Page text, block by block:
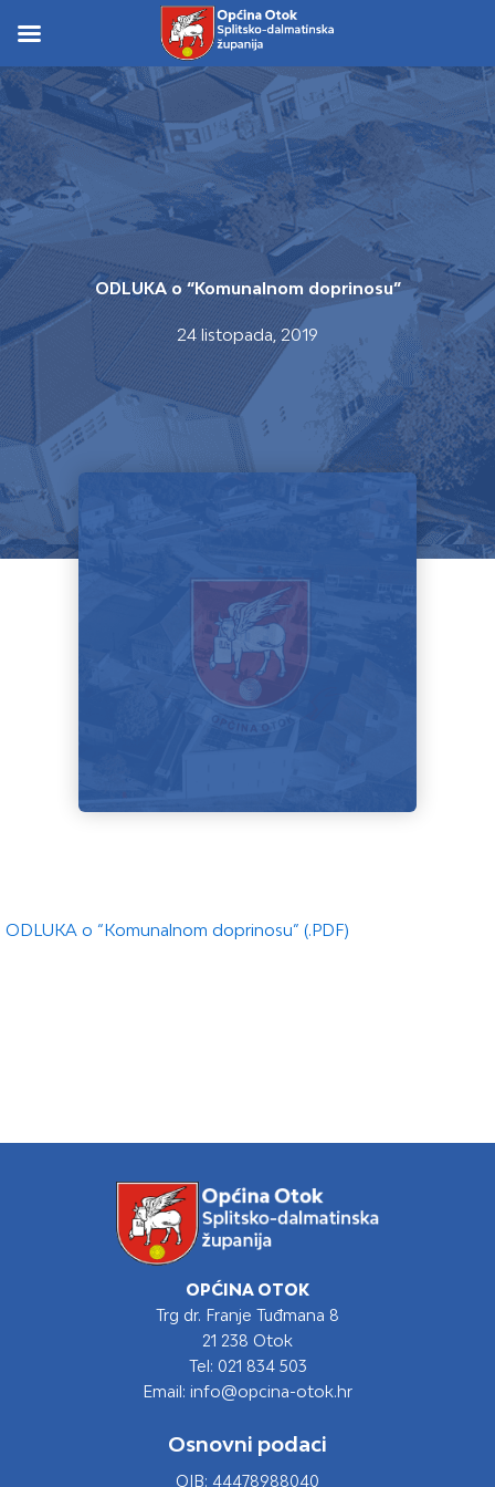
content
content
ODLUKA o “Komunalnom doprinosu”
24 listopada, 2019
ODLUKA o “Komunalnom doprinosu” (.PDF)
OPĆINA OTOK
Trg dr. Franje Tuđmana 8
21 238 Otok
Tel: 021 834 503
Email: info@opcina-otok.hr
Osnovni podaci
OIB: 44478988040